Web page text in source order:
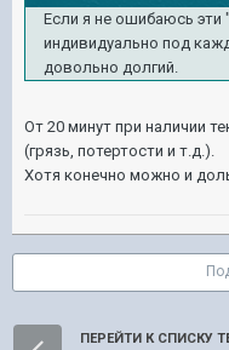
Если я не ошибаюсь
индивидуально под
довольно долгий.
От 20 минут при наличии
(грязь, потертости и т.д.).
Хотя конечно можно и
ПЕРЕЙТИ К СПИСКУ